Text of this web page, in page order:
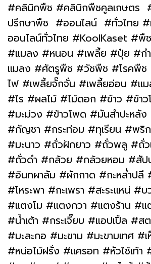
#คลินิกพืช #คลินิกพืชคูลเกษตร
ปรึกษาพืช #ออนไลน์ #ทั่วไทย #
ออนไลน์ทั่วไทย #KoolKaset #พื
#แมลง #หนอน #เพลี้ย #ปุ๋ย #ก
แมลง #ศัตรูพืช #วัชพืช #โรคพืช
ไฟ #เพลี้ยจั๊กจั่น #เพลี้ยอ่อน #แ
#ไร #ผลไม้ #ไม้ดอก #ข้าว #ข้าว
#มะม่วง #ข้าวโพด #มันสำปะหลัง
#กัญชา #กระท่อม #ทุเรียน #พริก
#มะนาว #ถั่วฝักยาว #ถั่วพลู #ถั่ว
#ถั่วดำ #กล้วย #กล้วยหอม #สัป
#อินทผาลัม #ผักกาด #กะหล่ำปลี
#โหระพา #กะเพรา #สะระแหน่
#แตงโม #แตงกวา #แตงร้าน #แ
#น้ำเต้า #กระเจี๊ยบ #แอปเปิ้ล #ส
#มะละกอ #มะขาม #มะขามเทศ #
#หน่อไม้ฝรั่ง #แครอท #หัวไช้เท้า